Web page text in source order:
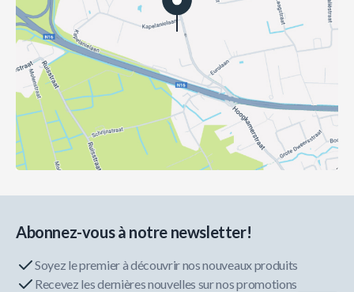
Abonnez-vous à notre newsletter!
Soyez le premier à découvrir nos nouveaux produits
Recevez les dernières nouvelles sur nos promotions